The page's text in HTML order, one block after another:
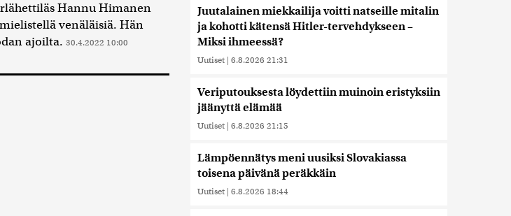
Hannu Himanen
venäläisiä. Hän
ajoilta. 30.4.2022 10:00
Juutalainen miekkailija voitti natseille mitalin
ja kohotti kätensä Hitler-tervehdykseen –
Miksi ihmeessä?
Uutiset | 6.8.2026 21:31
Veriputouksesta löydettiin muinoin eristyksiin
jäänyttä elämää
Uutiset | 6.8.2026 21:15
Lämpöennätys meni uusiksi Slovakiassa
toisena päivänä peräkkäin
Uutiset | 6.8.2026 18:44